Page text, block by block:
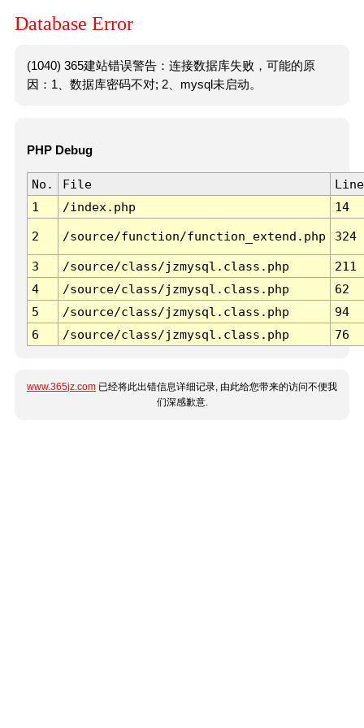
Database Error
(1040) 365建站错误警告：连接数据库失败，可能的原
因：1、数据库密码不对; 2、mysql未启动。
PHP Debug
No. File
Line
1
/index.php 14
2 /source/function/function_extend.php 324
3 /source/class/jzmysql.class.php
211
4
/source/class/jzmysql.class.php
62
5
/source/class/jzmysql.class.php
94
6
/source/class/jzmysql.class.php 76
www.365jz.com 已经将此出错信息详细记录, 由此给您带来的访问不便我
们深感歉意.